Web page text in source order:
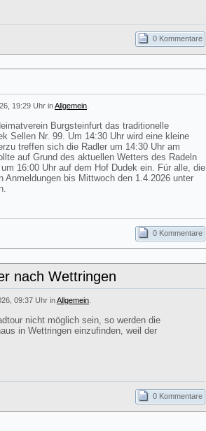
0 Kommentare
19:29 Uhr inAllgemein
Burgsteinfurt das traditionelle
Sellen Nr. 99. Um 14:30 Uhr wird eine kleine
treffen sich die Radler um 14:30 Uhr am
auf Grund des aktuellen Wetters des Radeln
16:00 Uhr auf dem Hof Dudek ein. Für alle, die
bis Mittwoch den 1.4.2026 unter
0 Kommentare
nach Wettringen
09:37 Uhr inAllgemein
nicht möglich sein, so werden die
in Wettringen einzufinden, weil der
0 Kommentare